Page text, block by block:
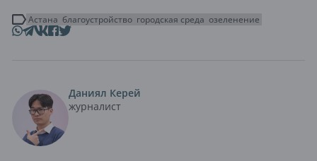
Астана благоустройство городская среда озеленение
Даниял Керей
журналист